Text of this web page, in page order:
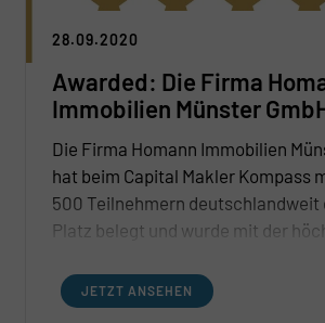
28.09.2020
Awarded: Die Firma
Immobilien Münster
Die Firma Homann Immobilien
hat beim Capital Makler Kompass
500 Teilnehmern deutschlandweit
Platz belegt und wurde mit der
JETZT ANSEHEN